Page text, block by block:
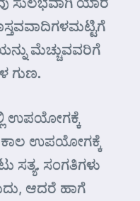
ಮೆಚ್ಚುವವರಿಗೆ
ಗುಣ.
ಉಪಯೋಗಕ್ಕೆ
ಕಾಲ ಉಪಯೋಗಕ್ಕೆ
ಸತ್ಯ. ಸಂಗತಿಗಳು
ಆದರೆ ಹಾಗೆ